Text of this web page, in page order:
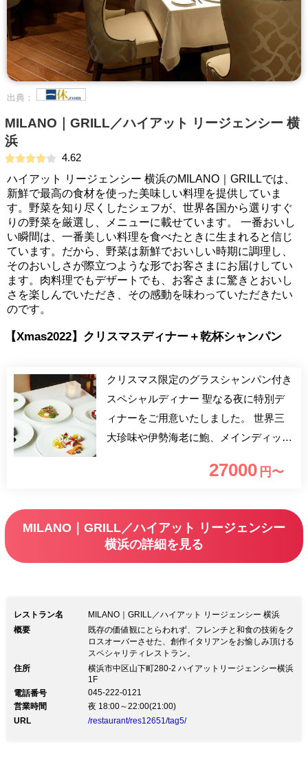
出典：
MILANO｜GRILL／ハイアット リージェンシー 横
浜
4.62
ハイアット リージェンシー 横浜のMILANO｜GRILLでは、
新鮮で最高の食材を使った美味しい料理を提供していま
す。野菜を知り尽くしたシェフが、世界各国から選りすぐ
りの野菜を厳選し、メニューに載せています。 一番おいし
い瞬間は、一番美しい料理を食べたときに生まれると信じ
ています。だから、野菜は新鮮でおいしい時期に調理し、
そのおいしさが際立つような形でお客さまにお届けしてい
ます。肉料理でもデザートでも、お客さまに驚きとおいし
さを楽しんでいただき、その感動を味わっていただきたい
のです。
【Xmas2022】クリスマスディナー＋乾杯シャンパン
クリスマス限定のグラスシャンパン付き
スペシャルディナー 聖なる夜に特別デ
ィナーをご用意いたしました。 世界三
大珍味や伊勢海老に鮑、メインディッシ
けます。 大切な方とご一緒に素敵なデ
ーーーーーーーーーーーーーーーーーー
ーーーーーーーーーーーーーーーーー
12/23(金)～25(日)は2部制となっており
途￥11,000）のみとさせていただいてお
ります。 ■第1部■17:00～
19:30(L.O.18:30) ■第2部■20:00～
22:30(L.O.21:30)
27000 円〜
MILANO｜GRILL／ハイアット リージェンシー
横浜の詳細を見る
レストラン名
MILANO｜GRILL／ハイアット リージェンシー 横浜
概要
既存の価値観にとらわれず、フレンチと和食の技術をク
ロスオーバーさせた、創作イタリアンをお愉しみ頂ける
スペシャリティレストラン。
住所
横浜市中区山下町280-2 ハイアットリージェンシー横浜
1F
電話番号
045-222-0121
営業時間
夜 18:00～22:00(21:00)
URL
/restaurant/res12651/tag5/